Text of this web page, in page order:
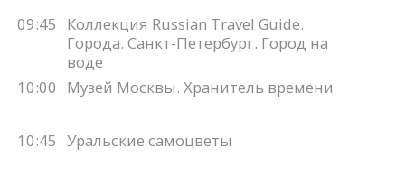
09:45
Коллекция Russian Travel Guide.
Города. Санкт-Петербург. Город на
воде
10:00
Музей Москвы. Хранитель времени
10:45 Уральские самоцветы